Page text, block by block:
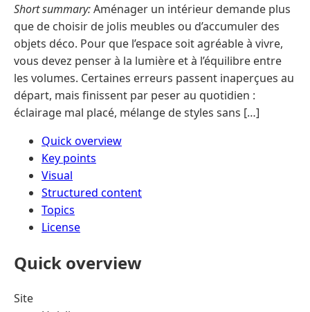
Short summary:Aménager un intérieur demande plus
que de choisir de jolis meubles ou d’accumuler des
objets déco. Pour que l’espace soit agréable à vivre,
vous devez penser à la lumière et à l’équilibre entre
les volumes. Certaines erreurs passent inaperçues au
départ, mais finissent par peser au quotidien :
éclairage mal placé, mélange de styles sans […]
Quick overview
Key points
Visual
Structured content
Topics
License
Quick overview
Site